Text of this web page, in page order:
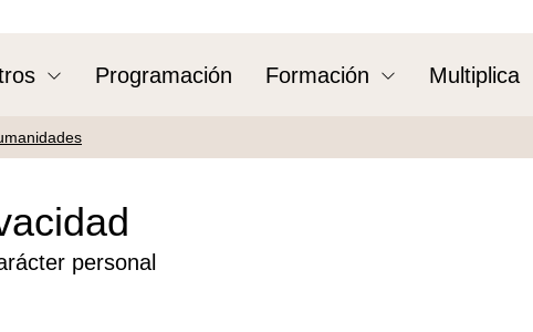
Programación Formación Multiplica
personal